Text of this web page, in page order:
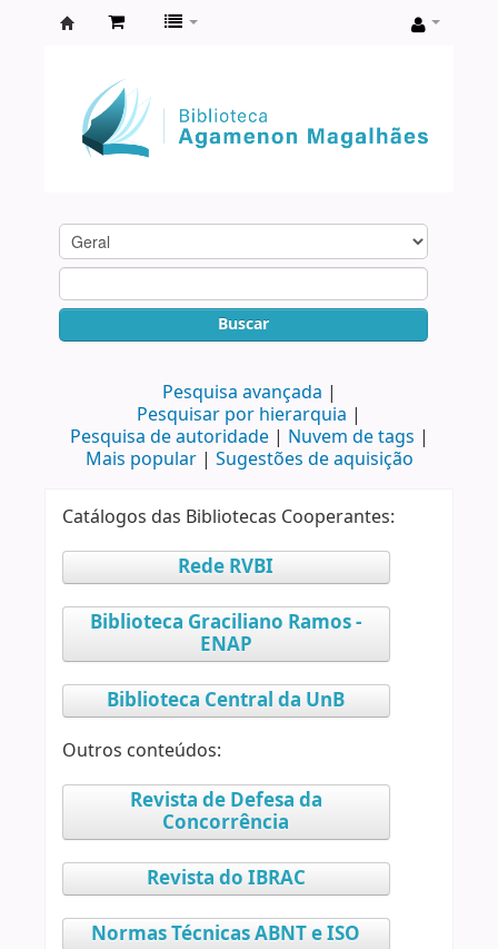
Agamenon
Magalhães
Buscar
Pesquisa avançada
Pesquisar por hierarquia
Pesquisa de autoridade
Nuvem de tags
Mais popular
Sugestões de aquisição
Catálogos das Bibliotecas Cooperantes:
Rede RVBI
Biblioteca Graciliano Ramos -
ENAP
Biblioteca Central da UnB
Outros conteúdos:
Revista de Defesa da
Concorrência
Revista do IBRAC
Normas Técnicas ABNT e ISO